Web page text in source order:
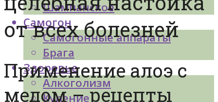
Шампанское
Самогон
Самогонные аппараты
Брага
Здоровье
Алкоголизм
Курение
от всех болезней
Применение алоэ с
медом – рецепты